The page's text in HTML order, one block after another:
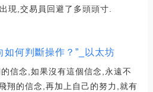
現,交易員回避了多頭頭寸.
如何判斷操作？”_以太坊
信念,如果沒有這個信念,永遠不
翔的信念,再加上自己的努力,就有